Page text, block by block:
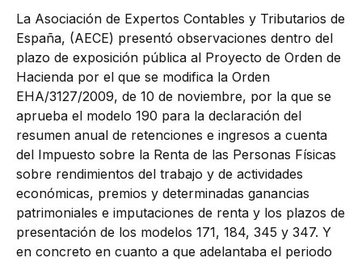
La Asociación de Expertos Contables y Tributarios de
España, (AECE) presentó observaciones dentro del
plazo de exposición pública al Proyecto de Orden de
Hacienda por el que se modifica la Orden
EHA/3127/2009, de 10 de noviembre, por la que se
aprueba el modelo 190 para la declaración del
resumen anual de retenciones e ingresos a cuenta
del Impuesto sobre la Renta de las Personas Físicas
sobre rendimientos del trabajo y de actividades
económicas, premios y determinadas ganancias
patrimoniales e imputaciones de renta y los plazos de
presentación de los modelos 171, 184, 345 y 347. Y
en concreto en cuanto a que adelantaba el periodo